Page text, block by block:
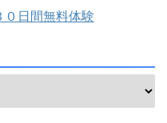
日間無料体験